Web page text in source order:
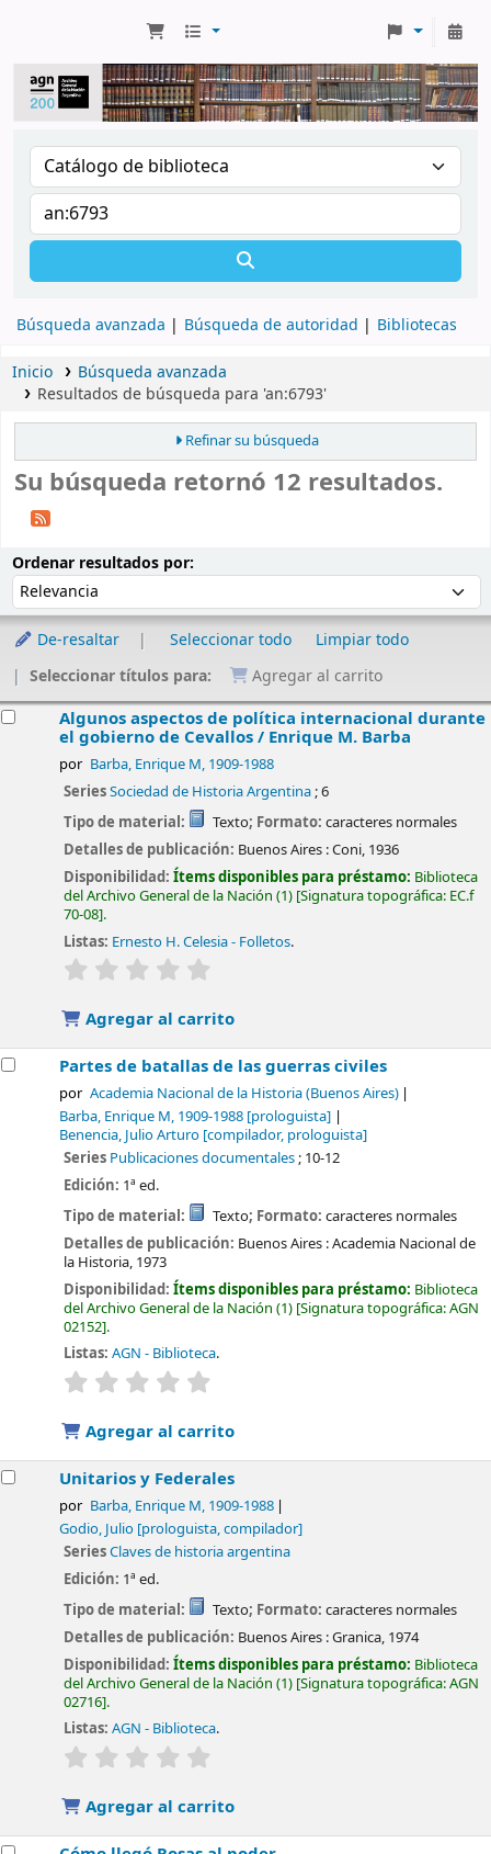
Búsqueda avanzada Búsqueda de autoridad Bibliotecas
Inicio
Búsqueda avanzada
Resultados de búsqueda para 'an:6793'
Refinar su búsqueda
Su búsqueda retornó 12 resultados.
Ordenar resultados por:
De-resaltar Seleccionar todo
Limpiar todo
Seleccionar títulos para:
Agregar al carrito
Algunos aspectos de política internacional durante
el gobierno de Cevallos / Enrique M. Barba
por Barba, Enrique M, 1909-1988
SeriesSociedad de Historia Argentina; 6
Tipo de material:
Texto; Formato: caracteres normales
Detalles de publicación: Buenos Aires :Coni, 1936
Disponibilidad:Ítems disponibles para préstamo: Biblioteca
del Archivo General de la Nación (1) Signatura topográfica: EC.f
70-08 .
Listas: Ernesto H. Celesia - Folletos.
valoración
Agregar al carrito
Partes de batallas de las guerras civiles
por Academia Nacional de la Historia (Buenos Aires)
Barba, Enrique M, 1909-1988 [prologuista]
Benencia, Julio Arturo [compilador, prologuista]
Series Publicaciones documentales; 10-12
Edición: 1ª ed.
Tipo de material:
Texto; Formato: caracteres normales
Detalles de publicación: Buenos Aires :Academia Nacional de
la Historia, 1973
Disponibilidad:Ítems disponibles para préstamo: Biblioteca
del Archivo General de la Nación (1) Signatura topográfica:AGN
02152 .
Listas: AGN - Biblioteca.
valoración
Agregar al carrito
Unitarios y Federales
por Barba, Enrique M, 1909-1988
Godio, Julio [prologuista, compilador]
SeriesClaves de historia argentina
Edición: 1ª ed.
Tipo de material:
Texto; Formato: caracteres normales
Detalles de publicación: Buenos Aires :Granica, 1974
Disponibilidad:Ítems disponibles para préstamo: Biblioteca
del Archivo General de la Nación (1) Signatura topográfica:AGN
02716 .
Listas: AGN - Biblioteca.
valoración
Agregar al carrito